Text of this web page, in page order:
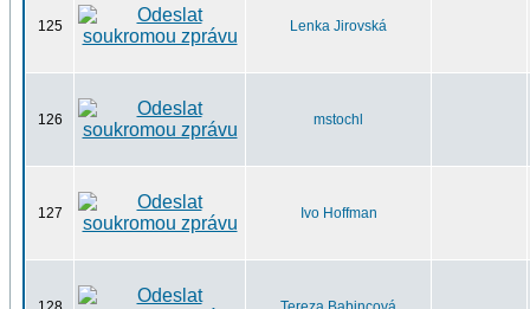
125 Lenka Jirovská
126 mstochl
127 Ivo Hoffman